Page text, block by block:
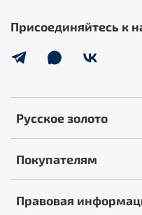
Русское золото
Покупателям
Правовая
Присоединяйтесь к